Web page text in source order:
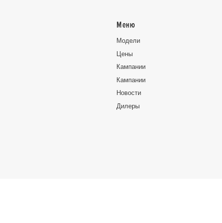
Меню
Moдeли
Цeны
Кампании
Кампании
Новocти
Дилеры